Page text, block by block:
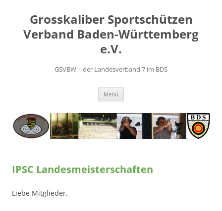
springenGrosskaliber Sportschützen
Verband Baden-Württemberg
e.V.
GSVBW – der Landesverband 7 im BDS
Menü
IPSC Landesmeisterschaften
Liebe Mitglieder,